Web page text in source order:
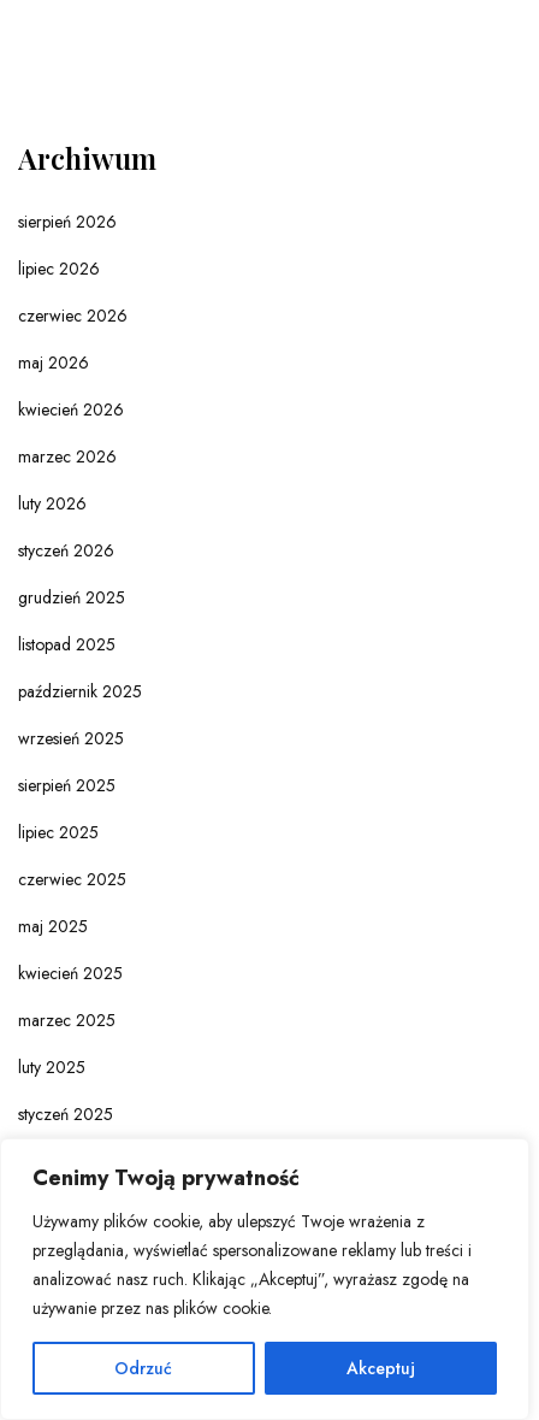
Cenimy Twoją prywatność
Używamy plików cookie, aby ulepszyć Twoje wrażenia z
przeglądania, wyświetlać spersonalizowane reklamy lub treści i
analizować nasz ruch. Klikając „Akceptuj”, wyrażasz zgodę na
używanie przez nas plików cookie.
Odrzuć Akceptuj
Archiwum
sierpień 2026
lipiec 2026
czerwiec 2026
maj 2026
kwiecień 2026
marzec 2026
luty 2026
styczeń 2026
grudzień 2025
listopad 2025
październik 2025
wrzesień 2025
sierpień 2025
lipiec 2025
czerwiec 2025
maj 2025
kwiecień 2025
marzec 2025
luty 2025
styczeń 2025
listopad 2024
Kategorie
BIZNES I TECHNOLOGIA